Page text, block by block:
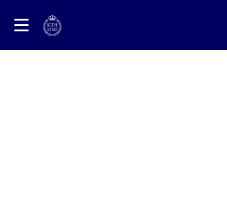
on TV